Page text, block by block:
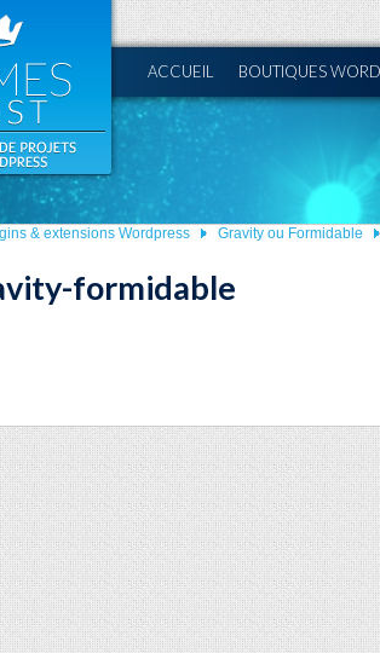
ACCUEIL BOUTIQUES
& extensions Wordpress Gravity ou Formidable
formidable